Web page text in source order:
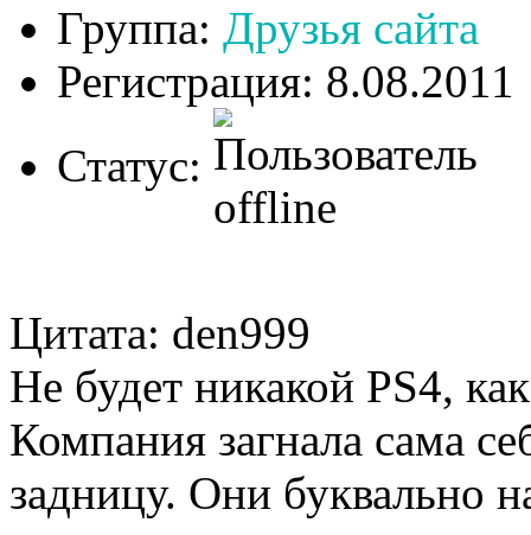
Группа: Друзья сайта
Регистрация: 8.08.2011
Статус:
Цитата: den999
Не будет никакой PS4,
Компания загнала сама
задницу. Они буквально